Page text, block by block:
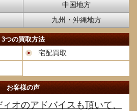
中国地方
九州・沖縄地方
3つの買取方法
宅配買取
お客様の声
オのアドバイスも頂いて、